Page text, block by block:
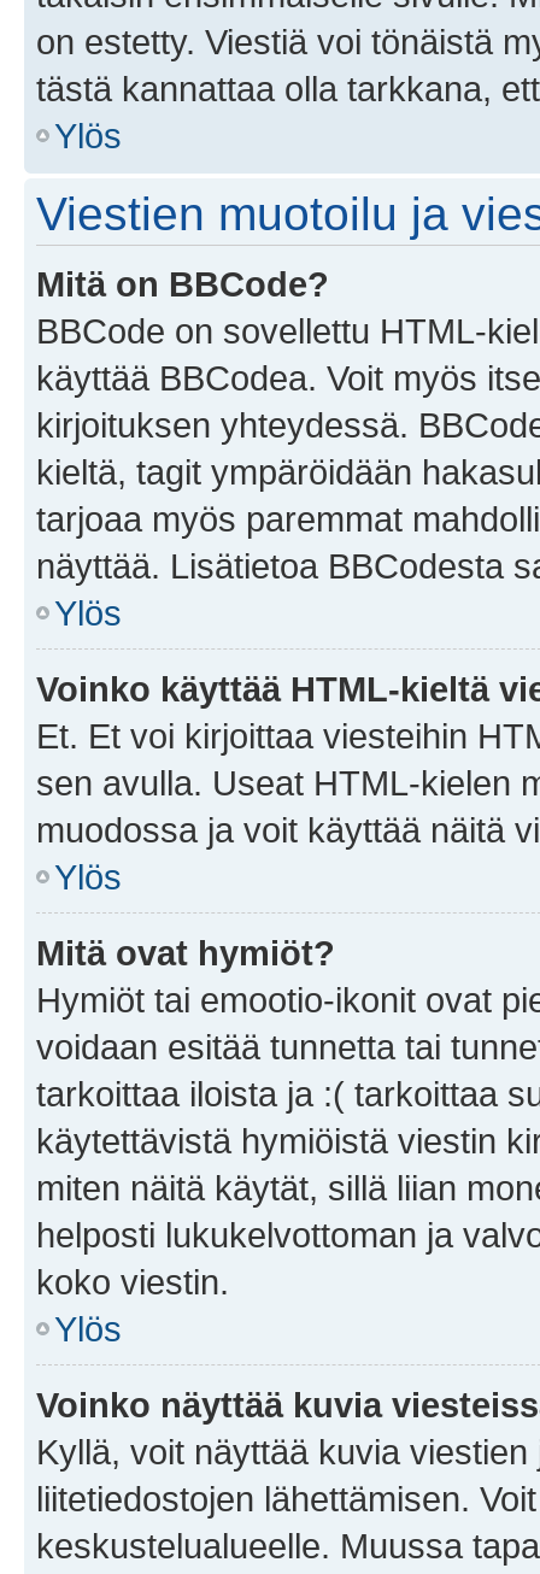
on estetty. Viestiä voi tönäistä
tästä kannattaa olla tarkkana,
Ylös
Viestien muotoilu ja
Mitä on BBCode?
BBCode on sovellettu HTML-
käyttää BBCodea. Voit myös
kirjoituksen yhteydessä.
kieltä, tagit ympäröidään
tarjoaa myös paremmat
näyttää. Lisätietoa BBCodesta
Ylös
Voinko käyttää HTML-kieltä
Et. Et voi kirjoittaa viesteihin
sen avulla. Useat HTML-kielen
muodossa ja voit käyttää näitä
Ylös
Mitä ovat hymiöt?
Hymiöt tai emootio-ikonit ovat
voidaan esitää tunnetta tai
tarkoittaa iloista ja :( tarkoittaa
käytettävistä hymiöistä viestin
miten näitä käytät, sillä liian
helposti lukukelvottoman ja
koko viestin.
Ylös
Voinko näyttää kuvia
Kyllä, voit näyttää kuvia
liitetiedostojen lähettämisen.
keskustelualueelle. Muussa